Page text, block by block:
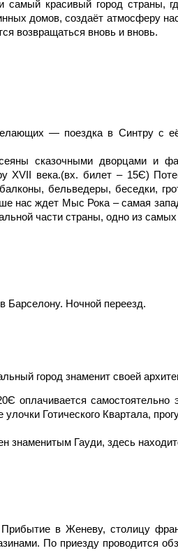
красивый город страны,
домов, создаёт атмосферу
возвращаться вновь и вновь.
— поездка в Синтру с
сказочными дворцами и
XVII века.(вх. билет – 15Є)
бельведеры, беседки,
нас ждет Мыс Рока – самая
части страны, одно из самых
Барселону. Ночной переезд.
город знаменит своей
оплачивается
Готического Квартала,
Гауди, здесь
в Женеву, столицу
По приезду проводится